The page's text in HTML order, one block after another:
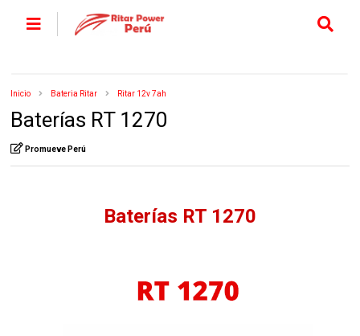
Inicio Bateria Ritar Ritar 12v 7ah
Baterías RT 1270
Promueve Perú
Baterías RT 1270